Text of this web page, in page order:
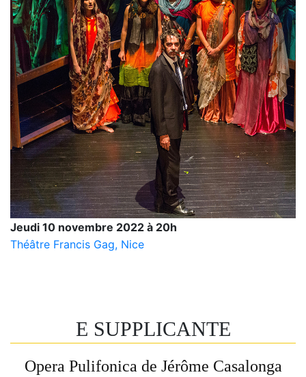
Jeudi 10 novembre 2022 à 20h
Théâtre Francis Gag, Nice
E SUPPLICANTE
Opera Pulifonica de Jérôme Casalonga